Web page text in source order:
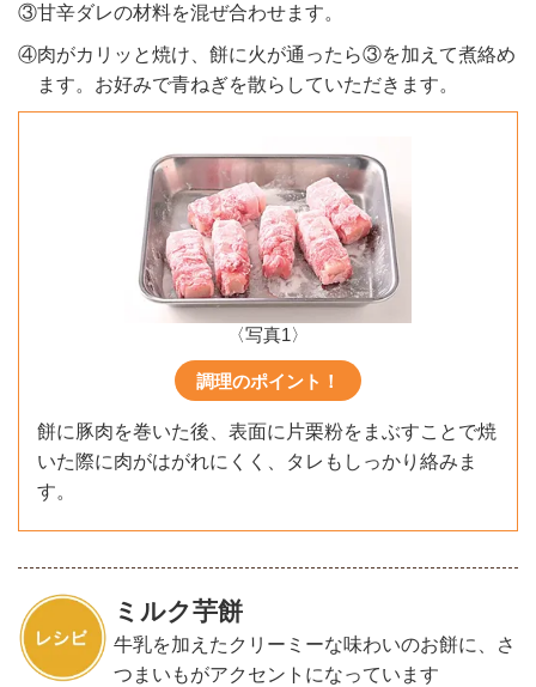
③甘辛ダレの材料を混ぜ合わせます。
④肉がカリッと焼け、餅に火が通ったら③を加えて煮絡め
ます。お好みで青ねぎを散らしていただきます。
〈写真1〉
調理のポイント！
餅に豚肉を巻いた後、表面に片栗粉をまぶすことで焼
いた際に肉がはがれにくく、タレもしっかり絡みま
す。
ミルク芋餅
牛乳を加えたクリーミーな味わいのお餅に、さ
つまいもがアクセントになっています